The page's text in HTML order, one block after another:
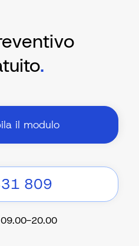
.
il modulo
809
20.00